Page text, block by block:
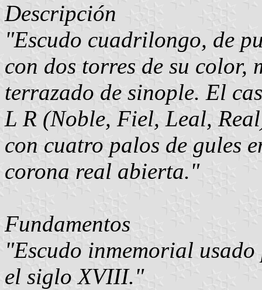
Descripción
"Escudo cuadrilongo, de
con dos torres de su color,
terrazado de sinople. El
L R (Noble, Fiel, Leal,
con cuatro palos de gules
corona real abierta."
Fundamentos
"Escudo inmemorial
el siglo XVIII."